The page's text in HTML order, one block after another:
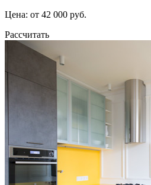
Цена: от 42 000 руб.
Рассчитать